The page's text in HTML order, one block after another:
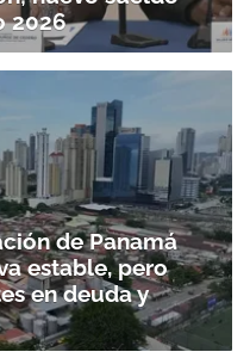
2026
de Panamá
estable, pero
en deuda y